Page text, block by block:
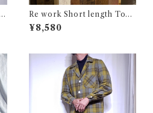
Re work Short length Tops
/ リワーク ショート丈 ボレロ
シャツ 古着
¥8,580